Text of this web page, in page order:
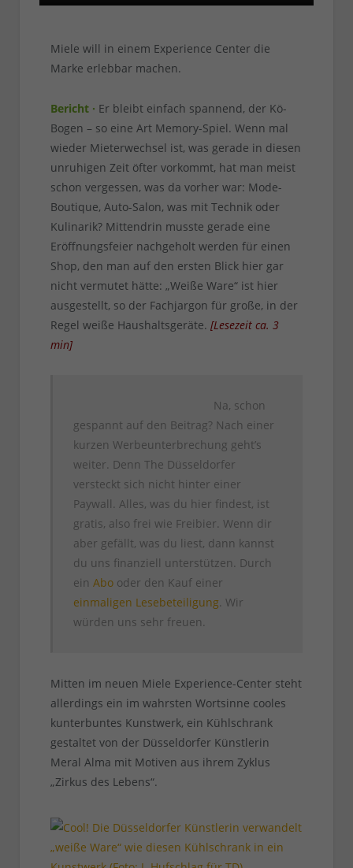
Miele will in einem Experience Center die
Marke erlebbar machen.
Bericht · Er bleibt einfach spannend, der Kö-
Bogen – so eine Art Memory-Spiel. Wenn mal
wieder Mieterwechsel ist, was gerade in diesen
unruhigen Zeit öfter vorkommt, hat man meist
schon vergessen, was da vorher war: Mode-
Boutique, Auto-Salon, was mit Technik oder
Kulinarik? Mittendrin musste gerade eine
Eröffnungsfeier nachgeholt werden für einen
Shop, den man auf den ersten Blick hier gar
nicht vermutet hätte: „Weiße Ware“ ist hier
ausgestellt, so der Fachjargon für große, in der
Regel weiße Haushaltsgeräte. [Lesezeit ca. 3
min]
Na, schon
gespannt auf den Beitrag? Nach einer
kurzen Werbeunterbrechung geht’s
weiter. Denn The Düsseldorfer
versteckt sich nicht hinter einer
Paywall. Alles, was du hier findest, ist
gratis, also frei wie Freibier. Wenn dir
aber gefällt, was du liest, dann kannst
du uns finanziell unterstützen. Durch
ein Abooder den Kauf einer
einmaligen Lesebeteiligung. Wir
würden uns sehr freuen.
Mitten im neuen Miele Experience-Center steht
allerdings ein im wahrsten Wortsinne cooles
kunterbuntes Kunstwerk, ein Kühlschrank
gestaltet von der Düsseldorfer Künstlerin
Meral Alma mit Motiven aus ihrem Zyklus
„Zirkus des Lebens“.